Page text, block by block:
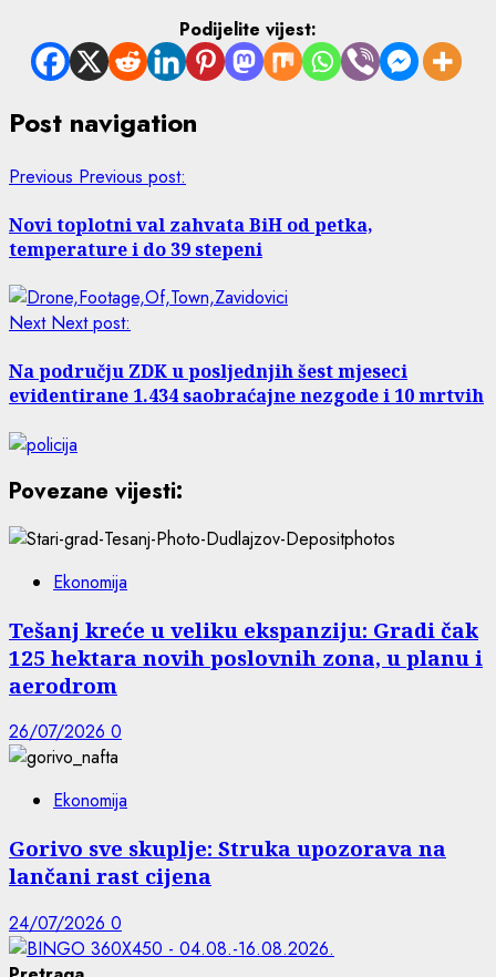
Podijelite vijest:
Post navigation
Previous Previous post:
Novi toplotni val zahvata BiH od petka,
temperature i do 39 stepeni
Next Next post:
Na području ZDK u posljednjih šest mjeseci
evidentirane 1.434 saobraćajne nezgode i 10 mrtvih
Povezane vijesti:
Ekonomija
Tešanj kreće u veliku ekspanziju: Gradi čak
125 hektara novih poslovnih zona, u planu i
aerodrom
26/07/2026 0
Ekonomija
Gorivo sve skuplje: Struka upozorava na
lančani rast cijena
24/07/2026 0